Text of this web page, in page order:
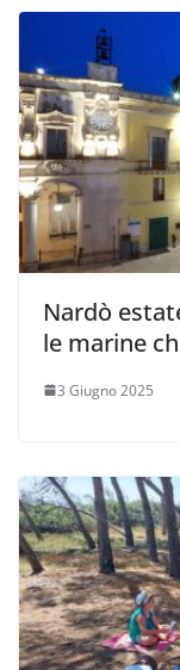
Nardò
le marine
3 Giugno 2025